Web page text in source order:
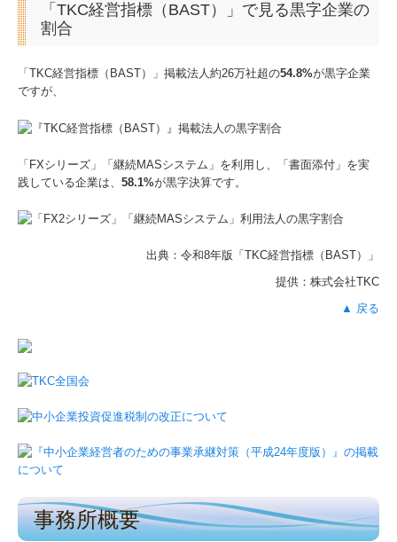
「TKC経営指標（BAST）」で見る黒字企業の
割合
「TKC経営指標（BAST）」掲載法人約26万社超の54.8%が黒字企業
ですが、
「FXシリーズ」「継続MASシステム」を利用し、「書面添付」を実
践している企業は、 58.1%が黒字決算です。
出典：令和8年版「TKC経営指標 （BAST）」
提供：株式会社TKC
▲ 戻る
事務所概要